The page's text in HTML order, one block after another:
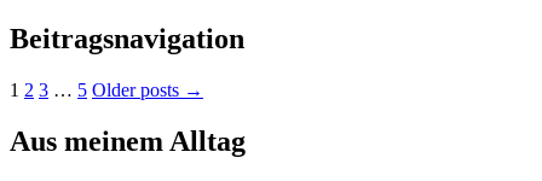
Beitragsnavigation
1 2 3 … 5 Older posts →
Aus meinem Alltag